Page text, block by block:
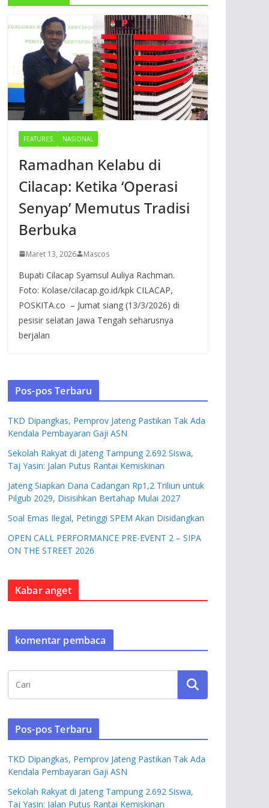
FEATURES NASIONAL
Ramadhan Kelabu di
Cilacap: Ketika ‘Operasi
Senyap’ Memutus Tradisi
Berbuka
Maret 13, 2026 Mascos
Bupati Cilacap Syamsul Auliya Rachman.
Foto: Kolase/cilacap.go.id/kpk CILACAP,
POSKITA.co – Jumat siang (13/3/2026) di
pesisir selatan Jawa Tengah seharusnya
berjalan
Pos-pos Terbaru
TKD Dipangkas, Pemprov Jateng Pastikan Tak Ada
Kendala Pembayaran Gaji ASN
Sekolah Rakyat di Jateng Tampung 2.692 Siswa,
Taj Yasin: Jalan Putus Rantai Kemiskinan
Jateng Siapkan Dana Cadangan Rp1,2 Triliun untuk
Pilgub 2029, Disisihkan Bertahap Mulai 2027
Soal Emas Ilegal, Petinggi SPEM Akan Disidangkan
OPEN CALL PERFORMANCE PRE-EVENT 2 – SIPA
ON THE STREET 2026
Kabar anget
komentar pembaca
Pos-pos Terbaru
TKD Dipangkas, Pemprov Jateng Pastikan Tak Ada
Kendala Pembayaran Gaji ASN
Sekolah Rakyat di Jateng Tampung 2.692 Siswa,
Taj Yasin: Jalan Putus Rantai Kemiskinan